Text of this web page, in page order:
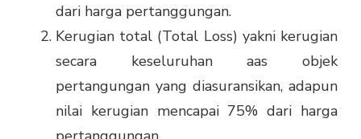
dari harga pertanggungan.
Kerugian total (Total Loss) yakni kerugian
secara keseluruhan aas objek
pertangungan yang diasuransikan, adapun
nilai kerugian mencapai 75% dari harga